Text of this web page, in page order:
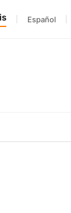
Español